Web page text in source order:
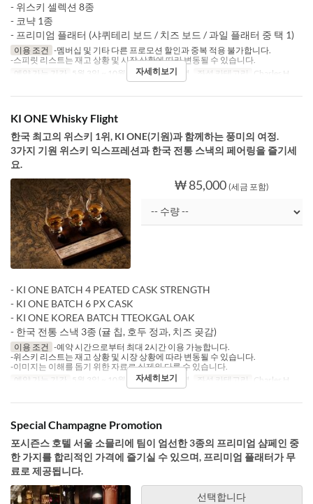
- 위스키 셀렉션 8종
- 코냑 1종
- 프리미엄 플래터 (샤퀴테리 보드 / 치즈 보드 / 과일 플래터 중 택 1)
이용 조건 -멤버십 및 기타 다른 프로모션 할인과 중복 적용 불가합니다.
-스피릿 리스트는 재고 상황 및 시장 상황에 따라 변동될 수 있습니다.
예약 가능 기간
5월 3일 ~ 10월 31일 식사 저녁 좌석 카테고리 Charles H.
자세히보기
KI ONE Whisky Flight
한국 최고의 위스키 1위, KI ONE(기원)과 함께하는 풍미의 여정.
3가지 기원 위스키 익스프레션과 한국 전통 스낵의 페어링을 즐기세
요.
₩ 85,000 (세금 포함)
- KI ONE BATCH 4 PEATED CASK STRENGTH
- KI ONE BATCH 6 PX CASK
- KI ONE KOREA BATCH TTEOKGAL OAK
- 한국 전통 스낵 3종 (귤 칩, 호두 정과, 치즈 곶감)
이용 조건 -예약 시간으로부터 최대 2시간 이용 가능합니다.
-위스키 리스트는 재고 상황 및 시장 상황에 따라 변동될 수 있습니다.
-이미지는 이해를 돕기 위한 자료로 실제와 다를 수 있습니다.
예약 가능 기간
5월 3일 ~ 10월 31일 식사 저녁 좌석 카테고리 Charles H.
자세히보기
Special Champagne Promotion
포시즌스 호텔 서울 소믈리에 팀이 엄선한 3종의 프리미엄 샴페인 중
한 가지를 합리적인 가격에 즐기실 수 있으며, 프리미엄 플래터가 무
료로 제공됩니다.
선택합니다